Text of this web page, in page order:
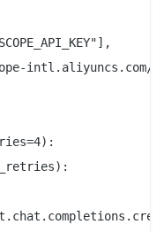
intl.aliyuncs.com/